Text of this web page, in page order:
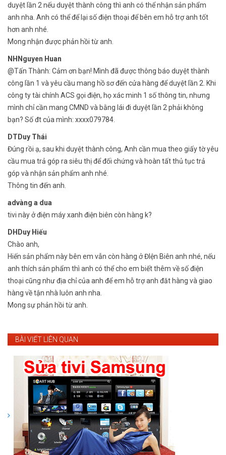
duyệt lần 2 nếu duyệt thành công thì anh có thể nhận sản phẩm
anh nha. Anh có thể để lại số điện thoại để bên em hỗ trợ anh tốt
hơn anh nhé.
Mong nhận được phản hồi từ anh.
NHNguyen Huan
@Tấn Thành: Cảm ơn bạn! Mình đã được thông báo duyệt thành
công lần 1 và yêu cầu mang hồ sơ đến cửa hàng để duyệt lần 2. Khi
công ty tài chính ACS gọi điện, họ xác minh 1 số thông tin, nhưng
mình chỉ cần mang CMND và bằng lái đi duyệt lần 2 phải không
bạn? Số đt của mình: xxxx079784.
DTDuy Thái
Đúng rồi ạ, sau khi duyệt thành công, Anh cần mua theo giấy tờ yêu
cầu mua trả góp ra siêu thị để đối chứng và hoàn tất thủ tục trả
góp và nhận sản phẩm anh nhé.
Thông tin đến anh.
advàng a dua
tivi này ở điện máy xanh điện biên còn hàng k?
DHDuy Hiếu
Chào anh,
Hiến sản phẩm này bên em vẫn còn hàng ở ĐIện Biên anh nhé, nếu
anh thích sản phẩm thì anh có thể cho em biết thêm về số điện
thoại cũng như địa chỉ của anh để em hỗ trợ anh đăt hàng và giao
hàng về tận nhà luôn anh nha.
Mong sự phản hồi từ anh.
BÀI VIẾT LIÊN QUAN